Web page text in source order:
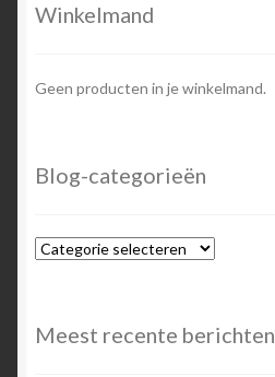
Winkelmand
Geen producten in je winkelmand.
Blog-categorieën
Blog-
Meest recente berichten